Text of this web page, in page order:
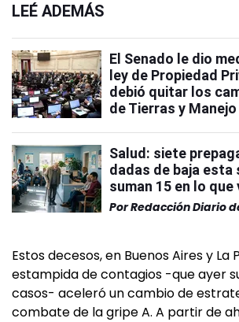
LEÉ ADEMÁS
El Senado le dio
ley de Propiedad
debió quitar los
de Tierras y
Salud: siete
dadas de baja esta
suman 15 en lo que
PorRedacción Diario
Estos decesos, en Buenos Aires y La
estampida de contagios -que ayer
casos- aceleró un cambio de
combate de la gripe A. A partir de